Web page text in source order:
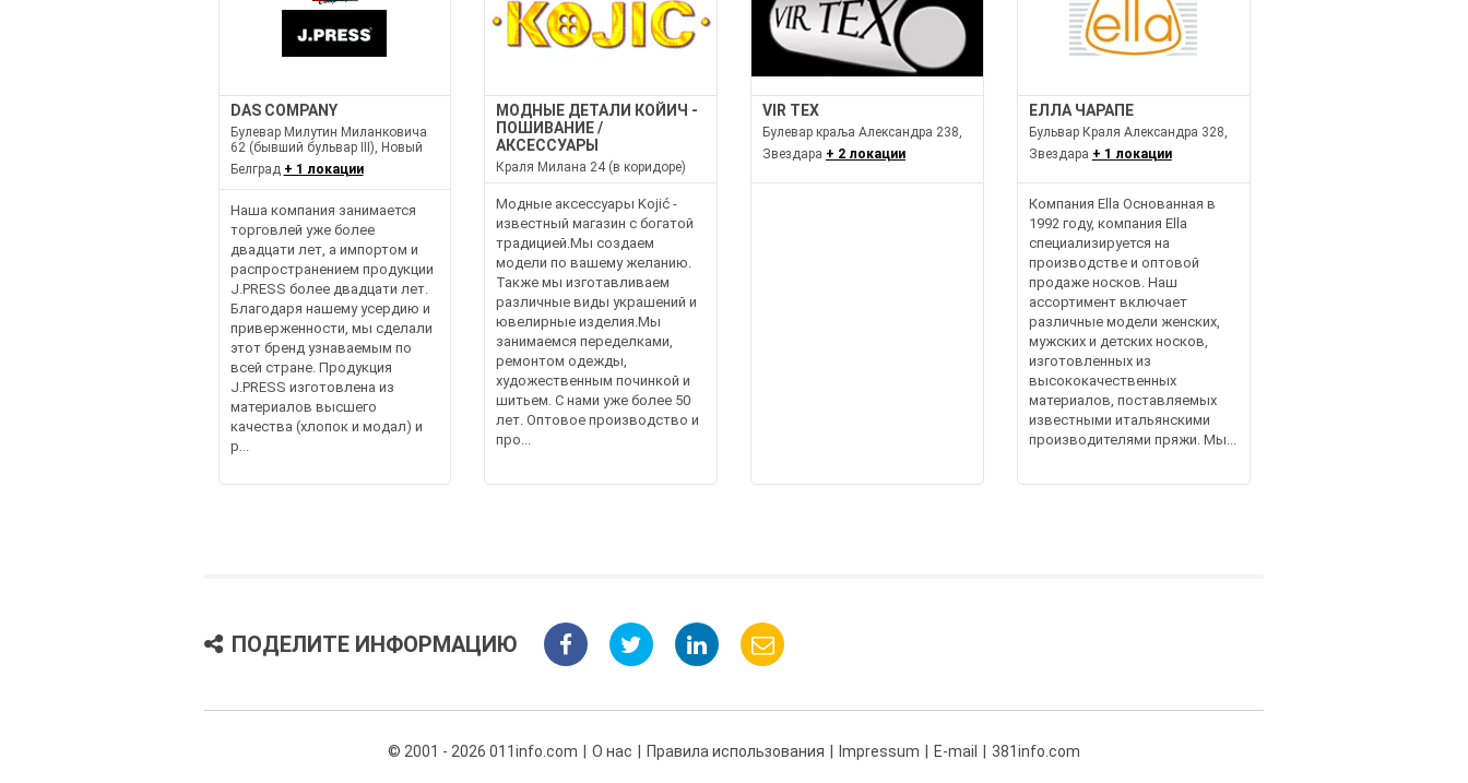
DAS COMPANY
Булевар Милутин Миланковича
62 (бывший бульвар III), Новый
Белград + 1 локации
Наша компания занимается
торговлей уже более
двадцати лет, а импортом и
распространением продукции
J.PRESS более двадцати лет.
Благодаря нашему усердию и
приверженности, мы сделали
этот бренд узнаваемым по
всей стране. Продукция
J.PRESS изготовлена из
материалов высшего
качества (хлопок и модал) и
р...
МОДНЫЕ ДЕТАЛИ КОЙИЧ -
ПОШИВАНИЕ /
АКСЕССУАРЫ
Краля Милана 24 (в коридоре)
Модные аксессуары Kojić -
известный магазин с богатой
традицией.Мы создаем
модели по вашему желанию.
Также мы изготавливаем
различные виды украшений и
ювелирные изделия.Мы
занимаемся переделками,
ремонтом одежды,
художественным починкой и
шитьем. С нами уже более 50
лет. Оптовое производство и
про...
VIR TEX
Булевар краља Александра 238,
Звездара + 2 локации
ЕЛЛА ЧАРАПЕ
Бульвар Краля Александра 328,
Звездара + 1 локации
Компания Ella Основанная в
1992 году, компания Ella
специализируется на
производстве и оптовой
продаже носков. Наш
ассортимент включает
различные модели женских,
мужских и детских носков,
изготовленных из
высококачественных
материалов, поставляемых
известными итальянскими
производителями пряжи. Мы...
ПОДЕЛИТЕ ИНФОРМАЦИЮ
© 2001 - 2026 011info.com О нас Правила использования Impressum E-mail 381info.com